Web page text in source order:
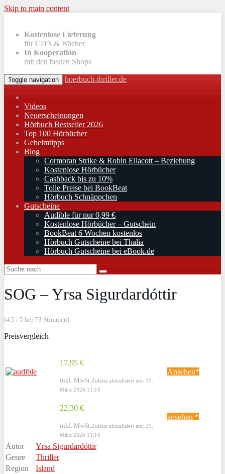
Skip to main content
Kostenlose Lieferung
für CD’s & Bücher
In Kooperation
mit den besten Shops
Toggle navigation hoerbuch-thriller.de
Videos
Neuerscheinungen
Hörbuch Bestseller 2026
Top 100 Hörbücher
Geheimtipps
Blog
Cormoran Strike & Robin Ellacott – Beziehung
Kostenlose Hörbücher
Cashback bis zu 10%
Tolle Preise bei BookBeat
Hörbuch Schnäppchen
Gutscheine
Audible für nur 0,99 €
Kostenlose Hörbücher – Gutschein
BookBeat 6 Wochen kostenlos
Hörbuch Gutscheine bei Thalia
Hörbuch Gutscheine bei eBook.de
SOG – Yrsa Sigurdardóttir
(4.5 / 5 bei 73 Stimmen)
Preisvergleich
17,95 €
inkl. MwSt. Zuletzt aktualisiert am: 29.
März 2026 11:10
Ansehen*
22,30 €
inkl. MwSt. Zuletzt aktualisiert am: 29.
März 2026 11:10
ansehen *
Autor
Yrsa Sigurdardóttir
Genre
Thriller
Region
Island